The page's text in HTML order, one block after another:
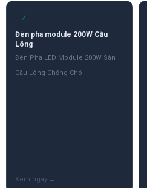
✓
Đèn pha module 200W Cầu
Lông
Đèn Pha LED Module 200W Sân
Cầu Lông Chống Chói